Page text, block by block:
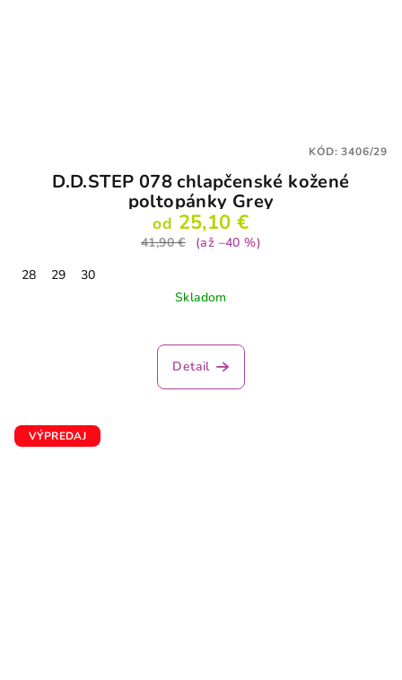
D.D.STEP 078 chlapčenské kožené
poltopánky Grey
od 25,10 €
41,90 €
(až –40 %)
28
29
30
Skladom
Detail
KÓD:3406/29
VÝPREDAJ